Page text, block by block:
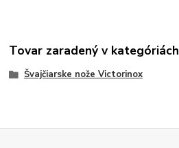
Tovar zaradený v kategóriách
Švajčiarske nože Victorinox